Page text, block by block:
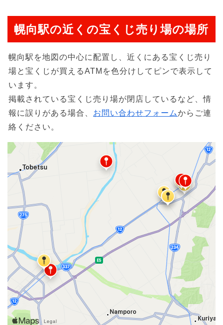
幌向駅の近くの宝くじ売り場の場所
幌向駅を地図の中心に配置し、近くにある宝くじ売り
場と宝くじが買えるATMを色分けしてピンで表示して
います。
掲載されている宝くじ売り場が閉店しているなど、情
報に誤りがある場合、 お問い合わせフォームからご連
絡ください。